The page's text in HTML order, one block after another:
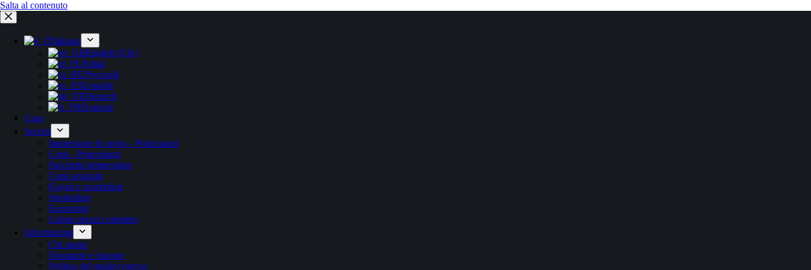
Salta al contenuto
Italiano
English (UK)
Polski
Русский
Español
Deutsch
Français
Casa
Servizi
Immersione di prova - Principianti
Corsi - Principianti
Pacchetto immersione
Corsi avanzati
Kayak e snorkeling
Snorkeling
Escursioni
Listino prezzi completo
Informazioni
Chi siamo
Domande e risposte
Politica del miglior prezzo